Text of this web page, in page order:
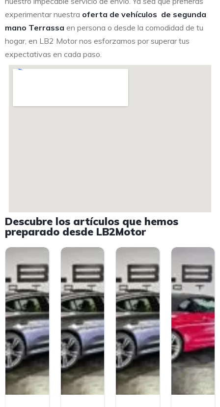
experimentar nuestra oferta de vehículos de segunda
mano Terrassa en persona o desde la comodidad de tu
hogar, en LB2 Motor nos esforzamos por superar tus
expectativas en cada paso.
Descubre los artículos que hemos
preparado desde LB2Motor